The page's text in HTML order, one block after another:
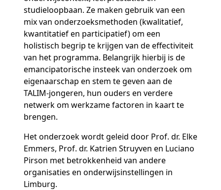
studieloopbaan. Ze maken gebruik van een
mix van onderzoeksmethoden (kwalitatief,
kwantitatief en participatief) om een
holistisch begrip te krijgen van de effectiviteit
van het programma. Belangrijk hierbij is de
emancipatorische insteek van onderzoek om
eigenaarschap en stem te geven aan de
TALIM-jongeren, hun ouders en verdere
netwerk om werkzame factoren in kaart te
brengen.
Het onderzoek wordt geleid door Prof. dr. Elke
Emmers, Prof. dr. Katrien Struyven en Luciano
Pirson met betrokkenheid van andere
organisaties en onderwijsinstellingen in
Limburg.